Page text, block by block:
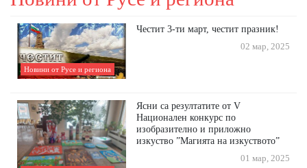
Новини от Русе и региона
Честит 3-ти март, честит празник!
02 мар, 2025
Ясни са резултатите от V
Национален конкурс по
изобразително и приложно
изкуство ”Магията на изкуството”
01 мар, 2025